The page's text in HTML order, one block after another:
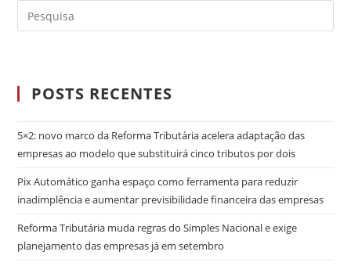
POSTS RECENTES
5×2: novo marco da Reforma Tributária acelera adaptação das
empresas ao modelo que substituirá cinco tributos por dois
Pix Automático ganha espaço como ferramenta para reduzir
inadimplência e aumentar previsibilidade financeira das empresas
Reforma Tributária muda regras do Simples Nacional e exige
planejamento das empresas já em setembro